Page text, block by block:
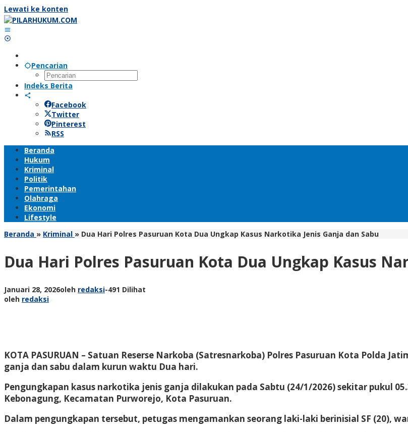
Lewati ke konten
Pencarian
Indeks Berita
Facebook
Twitter
Pinterest
RSS
Beranda
Hukum
Kriminal
Politik
Pemerintahan
Olahraga
Ekonomi
Lifestyle
Beranda » Kriminal » Dua Hari Polres Pasuruan Kota Dua Ungkap Kasus Narkotika Jenis Ganja dan Sabu
Dua Hari Polres Pasuruan Kota Dua Ungkap Kasus
Januari 28, 2026oleh redaksi-491 Dilihat
oleh redaksi
KOTA PASURUAN – Satuan Reserse Narkoba (Satresnarkoba) Polres Pasuruan Kota Polda
ganja dan sabu dalam kurun waktu Dua hari.
Pengungkapan kasus narkotika jenis ganja dilakukan pada Sabtu (24/1/2026) sekitar pukul
Kebonagung, Kecamatan Purworejo, Kota Pasuruan.
Dalam pengungkapan tersebut, petugas mengamankan seorang laki-laki berinisial SF (20),